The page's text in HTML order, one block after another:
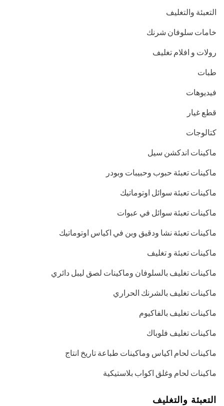
التعبئة والتغليف
خامات سلوفان شرنك
رولات و افلام تغليف
طبات
فيديوهات
قطع غيار
كتالوجات
ماكينات اندكشن سيل
ماكينات تعبئة حبوب وحبيبات وبودر
ماكينات تعبئة سوائل اوتوماتيك
ماكينات تعبئة سوائل في عبوات
ماكينات تعبئة نشا ودقيق وبن في اكياس اوتوماتيك
ماكينات تعبئة و تغليف
ماكينات تغليف بالسلوفان وماكينات لصق ليبل دائري
ماكينات تغليف بالشرنك الحراري
ماكينات تغليف بالفاكيوم
ماكينات تغليف فلوباك
ماكينات لحام اكياس وماكينات طباعة تاريخ انتاج
ماكينات لحام وغلق اكواب بلاستيكية
التعبئة والتغليف